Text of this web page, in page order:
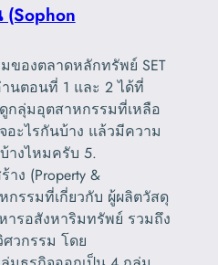
ของตลาดหลักทรัพย์ SET
นตอนที่ 1 และ 2 ได้ที่
กลุ่มอุตสาหกรรมที่เหลือ
ะไรกันบ้าง แล้วมีความ
างไหมครับ 5.
ง (Property &
กรรมที่เกี่ยวกับ ผู้ผลิตวัสดุ
รอสังหาริมทรัพย์ รวมถึง
วกรรม โดย